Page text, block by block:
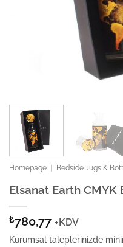
Homepage Bedside Jugs &
Elsanat Earth
₺780,77 +KDV
Kurumsal taleplerinizde